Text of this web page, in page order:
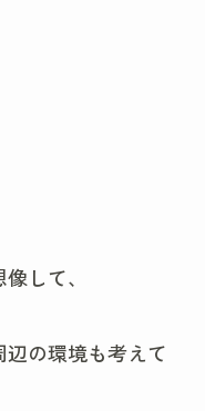
して、
の環境も考えて